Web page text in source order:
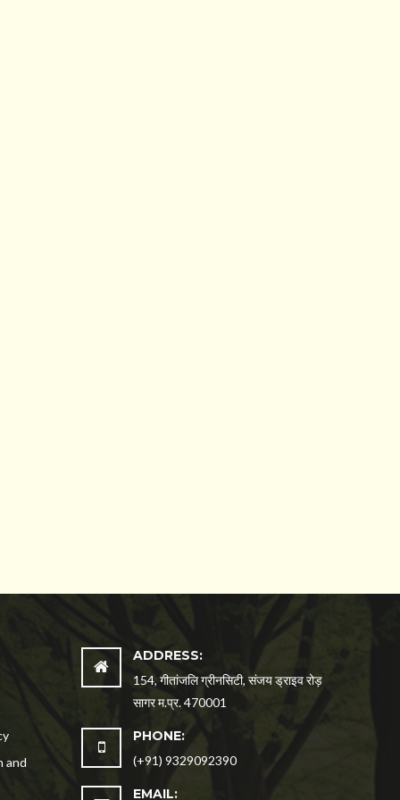
and
ADDRESS:
154, गीतांजलि ग्रीनसिटी, संजय ड्राइव रोड़
सागर म.प्र. 470001
PHONE:
(+91) 9329092390
EMAIL: